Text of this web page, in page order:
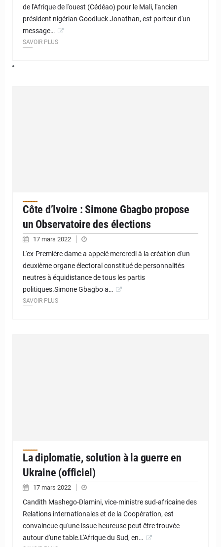
de l'Afrique de l'ouest (Cédéao) pour le Mali, l'ancien
président nigérian Goodluck Jonathan, est porteur d'un
message…
SAVOIR PLUS
Côte d’Ivoire : Simone Gbagbo propose
un Observatoire des élections
17 mars 2022
L'ex-Première dame a appelé mercredi à la création d'un
deuxième organe électoral constitué de personnalités
neutres à équidistance de tous les partis
politiques.Simone Gbagbo a…
SAVOIR PLUS
La diplomatie, solution à la guerre en
Ukraine (officiel)
17 mars 2022
Candith Mashego-Dlamini, vice-ministre sud-africaine des
Relations internationales et de la Coopération, est
convaincue qu'une issue heureuse peut être trouvée
autour d'une table.L'Afrique du Sud, en…